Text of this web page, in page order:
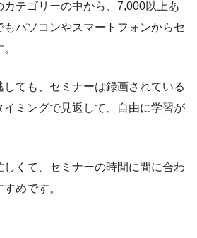
カテゴリーの中から、7,000以上あ
もパソコンやスマートフォンからセ
しても、セミナーは録画されている
ミングで見返して、自由に学習が
くて、セミナーの時間に間に合わ
めです。